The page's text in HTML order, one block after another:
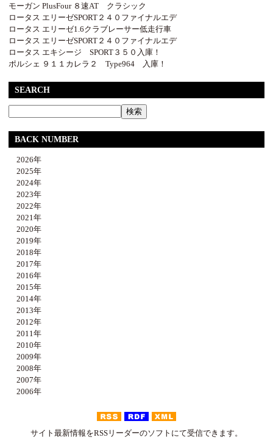
モーガン PlusFour ８速AT クラシック
ロータス エリーゼSPORT２４０ファイナルエデ
ロータス エリーゼ1.6クラブレーサー低走行車
ロータス エリーゼSPORT２４０ファイナルエデ
ロータス エキシージ SPORT３５０入庫！
ポルシェ ９１１カレラ２ Type964 入庫！
SEARCH
BACK NUMBER
2026年
2025年
2024年
2023年
2022年
2021年
2020年
2019年
2018年
2017年
2016年
2015年
2014年
2013年
2012年
2011年
2010年
2009年
2008年
2007年
2006年
サイト最新情報をRSSリーダーのソフトにて受信できます。